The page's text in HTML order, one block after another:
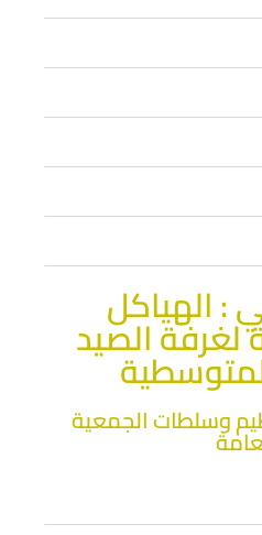
: الهياكل
لغرفة الصيد
وسلطات الجمعية